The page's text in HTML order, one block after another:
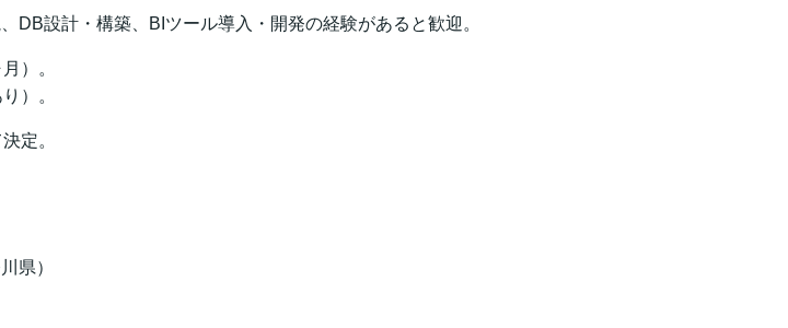
DB設計・構築、BIツール導入・開発の経験があると歓迎。
）。
）。
定。
県）